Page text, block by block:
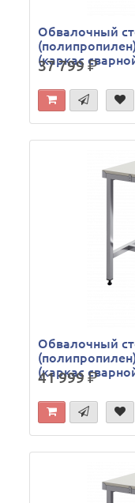
Обвалочный
(каркас
37 799р.
Обвалочный
(каркас
41 999р.